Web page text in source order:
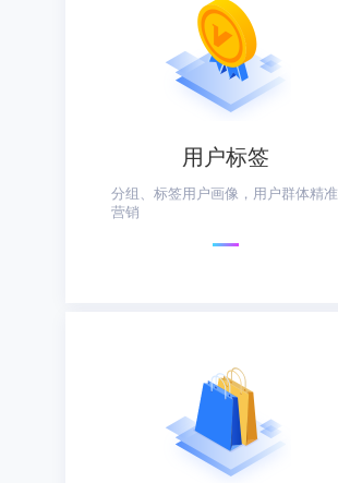
用户标签
分组、标签用户画像，用户群体精准
营销